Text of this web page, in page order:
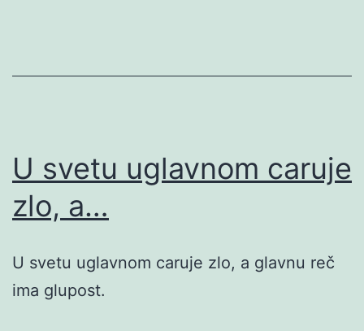
U svetu uglavnom caruje
zlo, a…
U svetu uglavnom caruje zlo, a glavnu reč
ima glupost.